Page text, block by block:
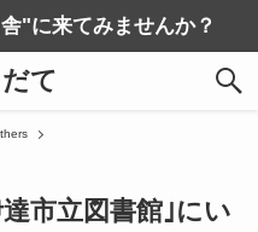
"に来てみませんか？
て
市立図書館｣にい